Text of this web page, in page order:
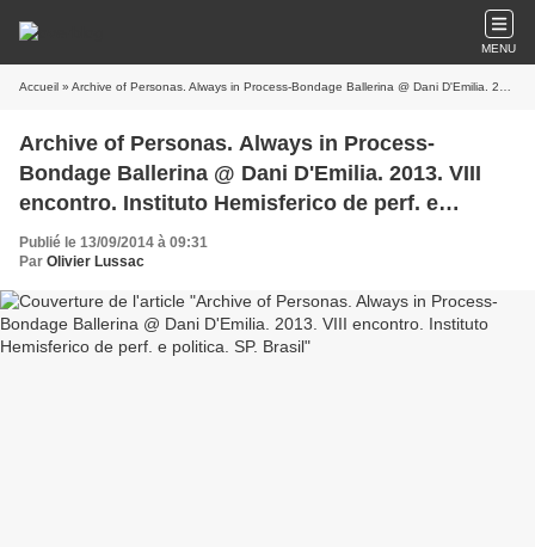
MENU
Accueil » Archive of Personas. Always in Process-Bondage Ballerina @ Dani D'Emilia. 2013. VIII encontro. Instituto Hemisferico de perf. e politica. SP. Brasil
Archive of Personas. Always in Process-
Bondage Ballerina @ Dani D'Emilia. 2013. VIII
encontro. Instituto Hemisferico de perf. e
politica. SP. Brasil
Publié le 13/09/2014 à 09:31
Par Olivier Lussac